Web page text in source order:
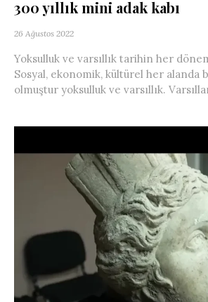
300 yıllık mini adak kabı
26 Ağustos 2022
Yoksulluk ve varsıllık tarihin her
Sosyal, ekonomik, kültürel her alanda
olmuştur yoksulluk ve varsıllık.